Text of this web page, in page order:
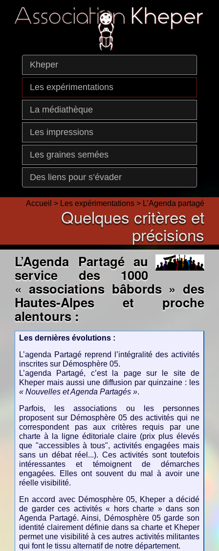
Kheper
Les expérimentations
La médiathèque
Les impressions
Les graines semées
Des liens pour s’évader
Accueil > Les expérimentations > L’Agenda partagé
Quelques critères et
précisions
L’Agenda Partagé au
service des 1000
« associations bâbords » des
Hautes-Alpes et proche
alentours :
Les dernières évolutions :
L’agenda Partagé reprend l’intégralité des activités
inscrites sur Démosphère 05.
L’agenda Partagé, c’est la page sur le site de
Kheper mais aussi une diffusion par quinzaine : les
« Nouvelles et Agenda Partagés ».
Parfois, les associations ou les personnes
proposent sur Démosphère 05 des activités qui ne
correspondent pas aux critères requis par une
charte à la ligne éditoriale claire (prix plus élevés
que "accessibles à tous", activités engagées mais
sans un débat réel...). Ces activités sont toutefois
intéressantes et témoignent de démarches
engagées. Elles ont souvent du mal à avoir une
réelle visibilité.
En accord avec Démosphère 05, Kheper a décidé
de garder ces activités « hors charte » dans son
Agenda Partagé. Ainsi, Démosphère 05 garde son
identité clairement définie dans sa charte et Kheper
permet une visibilité à ces autres activités militantes
qui font le tissu alternatif de notre département.